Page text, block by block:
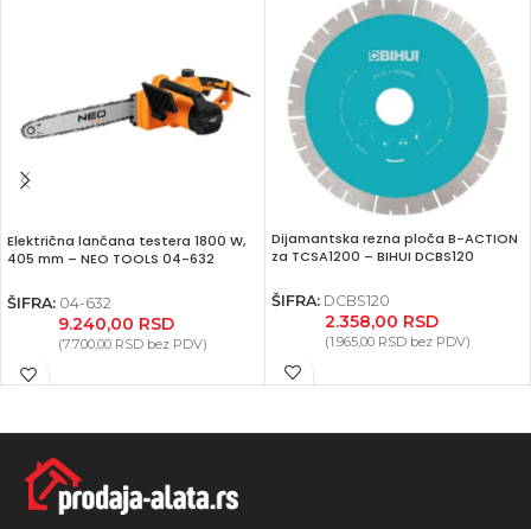
Električna lančana testera 1800 W,
405 mm – NEO TOOLS 04-632
ŠIFRA: 04-632
9.240,00 RSD
(7.700,00 RSD bez PDV)
Dijamantska rezna ploča B-ACTION
za TCSA1200 – BIHUI DCBS120
ŠIFRA: DCBS120
2.358,00 RSD
(1.965,00 RSDbez PDV)